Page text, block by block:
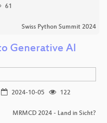
61
Swiss Python Summit 2024
Generative AI
2024-10-05
122
MRMCD 2024 - Land in Sicht?